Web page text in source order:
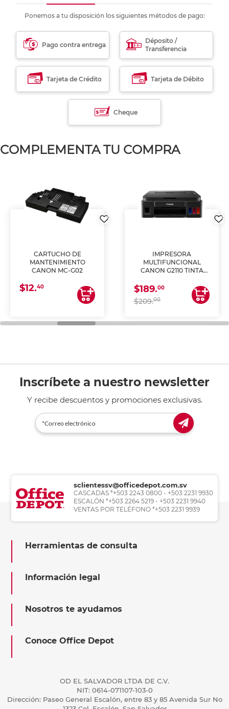
Ponemos a tu disposición los siguientes métodos de pago:
Pago contra entrega
Déposito /
Transferencia
Tarjeta de Crédito Tarjeta de Débito
Cheque
COMPLEMENTA TU COMPRA
CARTUCHO DE
MANTENIMIENTO
CANON MC-G02
$12.40
IMPRESORA
MULTIFUNCIONAL
CANON G2110 TINTA
$189.00
$209.00
Inscríbete a nuestro newsletter
Y recibe descuentos y promociones exclusivas.
sclientessv@officedepot.com.sv
CASCADAS *+503 2243 0800 - +503 2231 9930
ESCALÓN *+503 2264 5219 - +503 2231 9940
VENTAS POR TELÉFONO *+503 2231 9939
Herramientas de consulta
Información legal
Nosotros te ayudamos
Conoce Office Depot
OD EL SALVADOR LTDA DE C.V.
NIT: 0614-071107-103-0
Dirección: Paseo General Escalón, entre 83 y 85 Avenida Sur No